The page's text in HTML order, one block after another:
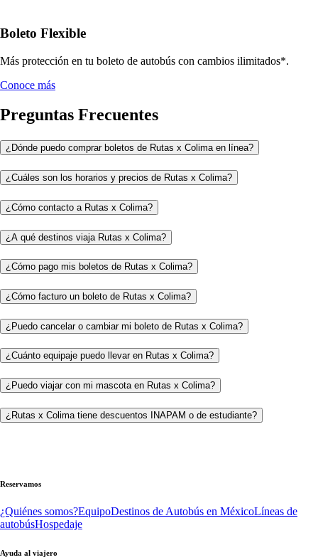
Boleto Flexible
Más protección en tu boleto de autobús con cambios ilimitados*.
Conoce más
Preguntas Frecuentes
¿Dónde puedo comprar boletos de Rutas x Colima en línea?
¿Cuáles son los horarios y precios de Rutas x Colima?
¿Cómo contacto a Rutas x Colima?
¿A qué destinos viaja Rutas x Colima?
¿Cómo pago mis boletos de Rutas x Colima?
¿Cómo facturo un boleto de Rutas x Colima?
¿Puedo cancelar o cambiar mi boleto de Rutas x Colima?
¿Cuánto equipaje puedo llevar en Rutas x Colima?
¿Puedo viajar con mi mascota en Rutas x Colima?
¿Rutas x Colima tiene descuentos INAPAM o de estudiante?
Reservamos
¿Quiénes somos?EquipoDestinos de Autobús en MéxicoLíneas de
autobúsHospedaje
Ayuda al viajero